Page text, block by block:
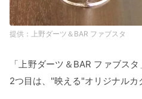
上野ダーツ＆BAR ファブスタ
「上野ダーツ＆BAR ファブス
2つ目は、"映える"オリジナルカ